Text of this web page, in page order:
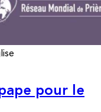
pour le